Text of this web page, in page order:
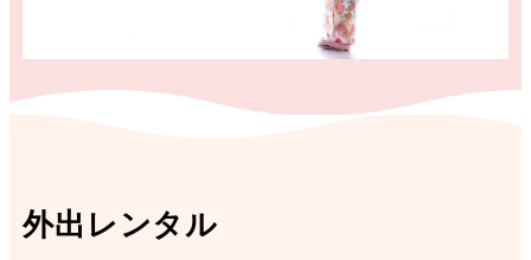
外出レンタル